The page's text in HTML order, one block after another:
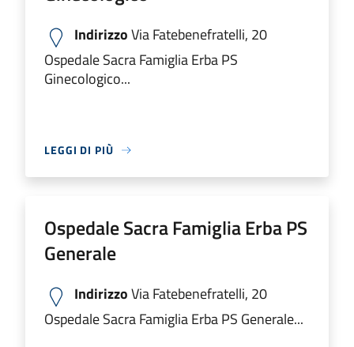
IndirizzoVia Fatebenefratelli, 20
Ospedale Sacra Famiglia Erba PS
Ginecologico...
LEGGI DI PIÙ
Ospedale Sacra Famiglia Erba PS
Generale
IndirizzoVia Fatebenefratelli, 20
Ospedale Sacra Famiglia Erba PS Generale...